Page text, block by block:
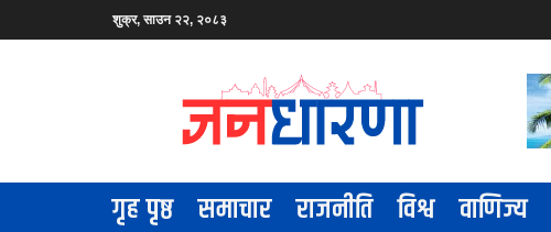
शुक्र, साउन २२, २०८३
गृह पृष्ठ समाचार राजनीति विश्व वाणिज्य